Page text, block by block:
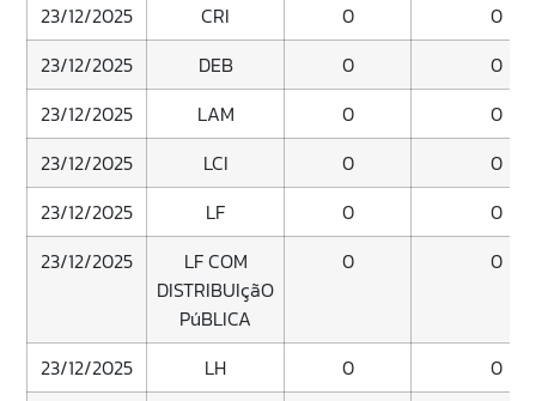
23/12/2025
CRI 0
0
23/12/2025
DEB 0
0
23/12/2025
LAM 0
0
23/12/2025
LCI 0
0
23/12/2025
LF 0
0
23/12/2025
LF COM
DISTRIBUIçãO
PúBLICA
0 0
23/12/2025 LH 0
0